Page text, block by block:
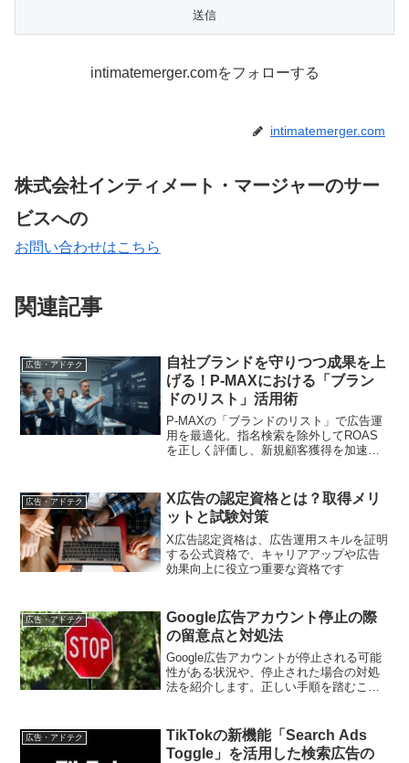
intimatemerger.comをフォローする
intimatemerger.com
株式会社インティメート・マージャーのサー
ビスへの
お問い合わせはこちら
関連記事
広告・アドテク
自社ブランドを守りつつ成果を上
げる！P-MAXにおける「ブラン
ドのリスト」活用術
P-MAXの「ブランドのリスト」で広告運
用を最適化。指名検索を除外してROAS
を正しく評価し、新規顧客獲得を加速さ
広告・アドテク
X広告の認定資格とは？取得メリ
ットと試験対策
X広告認定資格は、広告運用スキルを証明
する公式資格で、キャリアアップや広告
効果向上に役立つ重要な資格です
広告・アドテク
Google広告アカウント停止の際
の留意点と対処法
Google広告アカウントが停止される可能
性がある状況や、停止された場合の対処
法を紹介します。正しい手順を踏むこと
広告・アドテク
TikTokの新機能「Search Ads
Toggle」を活用した検索広告の